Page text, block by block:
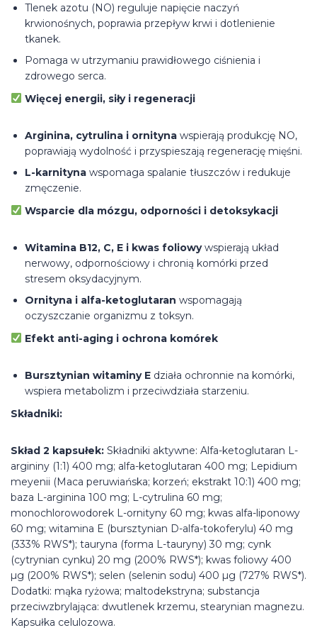
Tlenek azotu (NO) reguluje napięcie naczyń
krwionośnych, poprawia przepływ krwi i dotlenienie
tkanek.
Pomaga w utrzymaniu prawidłowego ciśnienia i
zdrowego serca.
Więcej energii, siły i regeneracji
Arginina, cytrulina i ornityna wspierają produkcję NO,
poprawiają wydolność i przyspieszają regenerację mięśni.
L-karnityna wspomaga spalanie tłuszczów i redukuje
zmęczenie.
Wsparcie dla mózgu, odporności i detoksykacji
Witamina B12, C, E i kwas foliowywspierają układ
nerwowy, odpornościowy i chronią komórki przed
stresem oksydacyjnym.
Ornityna i alfa-ketoglutaran wspomagają
oczyszczanie organizmu z toksyn.
Efekt anti-aging i ochrona komórek
Bursztynian witaminy E działa ochronnie na komórki,
wspiera metabolizm i przeciwdziała starzeniu.
Składniki:
Skład 2 kapsułek: Składniki aktywne: Alfa-ketoglutaran L-
argininy (1:1) 400 mg; alfa-ketoglutaran 400 mg; Lepidium
meyenii (Maca peruwiańska; korzeń; ekstrakt 10:1) 400 mg;
baza L-arginina 100 mg; L-cytrulina 60 mg;
monochlorowodorek L-ornityny 60 mg; kwas alfa-liponowy
60 mg; witamina E (bursztynian D-alfa-tokoferylu) 40 mg
(333% RWS*); tauryna (forma L-tauryny) 30 mg; cynk
(cytrynian cynku) 20 mg (200% RWS*); kwas foliowy 400
µg (200% RWS*); selen (selenin sodu) 400 µg (727% RWS*).
Dodatki: mąka ryżowa; maltodekstryna; substancja
przeciwzbrylająca: dwutlenek krzemu, stearynian magnezu.
Kapsułka celulozowa.